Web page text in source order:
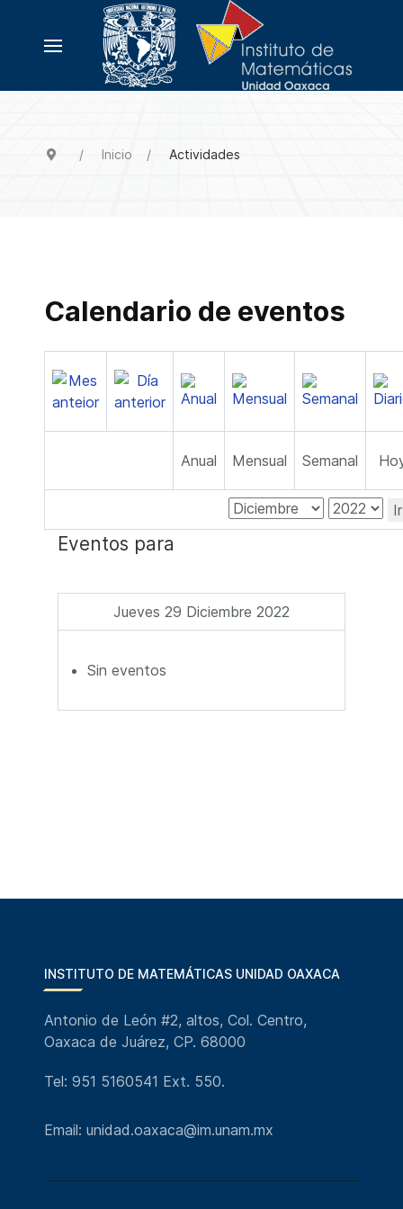
Inicio Actividades
Calendario de eventos
Anual Mensual Semanal
Eventos para
Jueves 29 Diciembre 2022
Sin eventos
INSTITUTO DE MATEMÁTICAS UNIDAD OAXACA
Antonio de León #2, altos, Col. Centro,
Oaxaca de Juárez, CP. 68000
Tel: 951 5160541 Ext. 550.
Email: unidad.oaxaca@im.unam.mx